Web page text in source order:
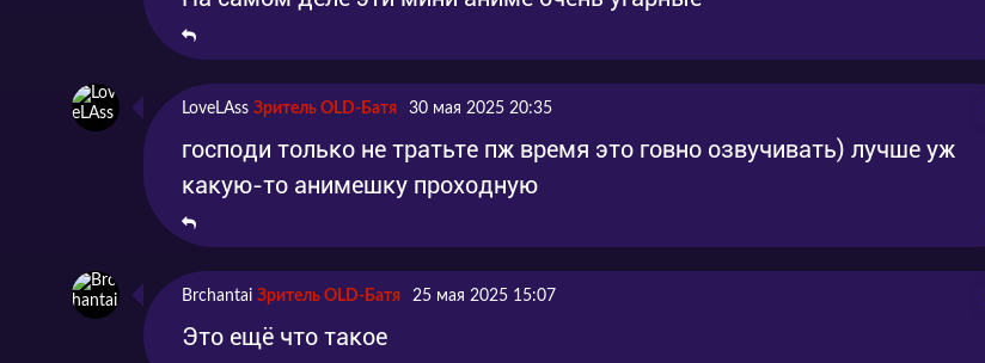
LoveLAss Зритель OLD-Батя 30 мая 2025 20:35
господи только не тратьте пж время это говно озвучивать) лучше уж
какую-то анимешку проходную
Brchantai Зритель OLD-Батя 25 мая 2025 15:07
Это ещё что такое